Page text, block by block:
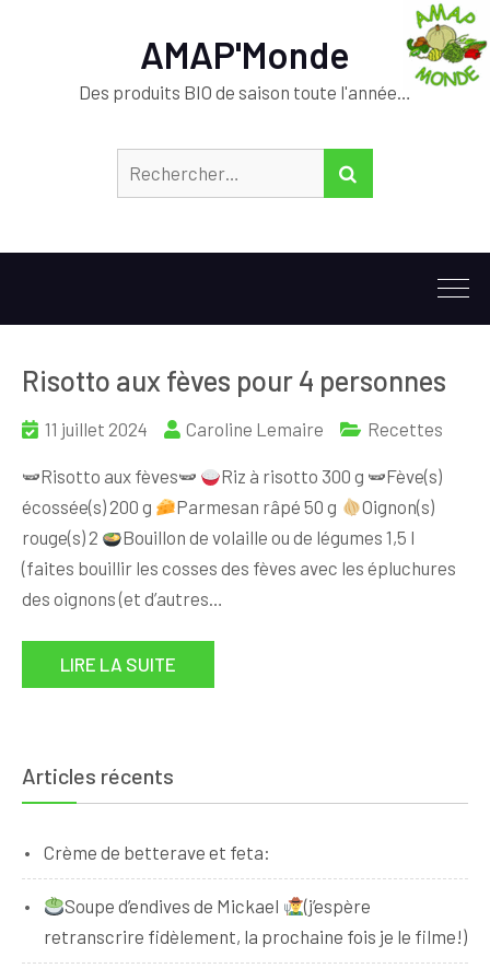
AMAP'Monde
Des produits BIO de saison toute l'année…
Risotto aux fèves pour 4 personnes
11 juillet 2024 Caroline Lemaire Recettes
🫛Risotto aux fèves🫛
Riz à risotto 300 g 🫛Fève(s)
écossée(s) 200 g
Parmesan râpé 50 g
Oignon(s)
rouge(s) 2
Bouillon de volaille ou de légumes 1,5 l
(faites bouillir les cosses des fèves avec les épluchures
des oignons (et d’autres…
LIRE LA SUITE
Articles récents
Crème de betterave et feta:
Soupe d’endives de Mickael
(j’espère
retranscrire fidèlement, la prochaine fois je le filme!)